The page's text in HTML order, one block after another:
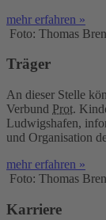
mehr erfahren »
Foto: Thomas
Träger
An dieser Stelle
Verbund Prot.
Ludwigshafen,
und Organisation
mehr erfahren »
Foto: Thomas
Karriere